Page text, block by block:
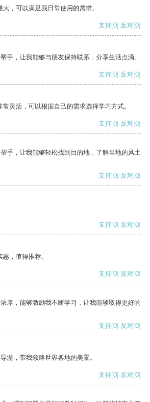
，可以满足我日常使用的需求。
支持[0] 反对[0]
手，让我能够与朋友保持联系，分享生活点滴。
支持[0] 反对[0]
灵活，可以根据自己的需求选择学习方式。
支持[0] 反对[0]
手，让我能够轻松找到目的地，了解当地的风土
支持[0] 反对[0]
支持[0] 反对[0]
，值得推荐。
支持[0] 反对[0]
厚，能够激励我不断学习，让我能够取得更好的
支持[0] 反对[0]
游，带我领略世界各地的美景。
支持[0] 反对[0]